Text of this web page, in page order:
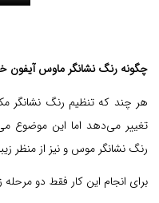
چگونه رنگ نشانگر ماوس آیفون
هر چند که تنظیم رنگ نشانگر
تغییر می‌دهد اما این موضوع
رنگ نشانگر موس و نیز از منظر
برای انجام این کار فقط دو مرحله